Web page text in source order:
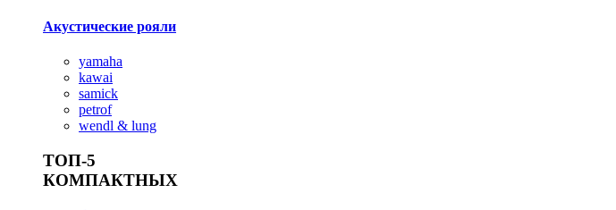
Акустические рояли
yamaha
kawai
samick
petrof
wendl & lung
ТОП-5
КОМПАКТНЫХ